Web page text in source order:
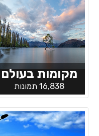
מקומות בעולם
16,838 תמונות